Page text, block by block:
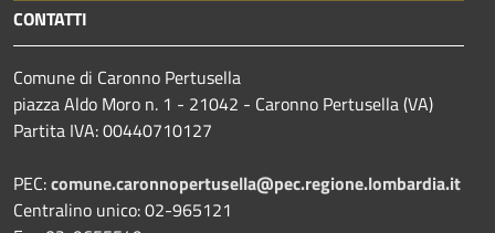
CONTATTI
Comune di Caronno Pertusella
piazza Aldo Moro n. 1 - 21042 - Caronno Pertusella (VA)
Partita IVA: 00440710127
PEC:comune.caronnopertusella@pec.regione.lombardia.it
Centralino unico: 02-965121